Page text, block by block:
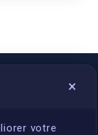
×
votre